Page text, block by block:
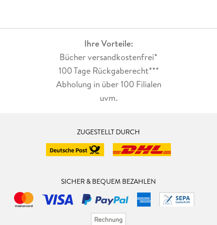
Ihre Vorteile:
Bücher versandkostenfrei*
100 Tage Rückgaberecht***
Abholung in über 100 Filialen
uvm.
ZUGESTELLT DURCH
SICHER & BEQUEM BEZAHLEN